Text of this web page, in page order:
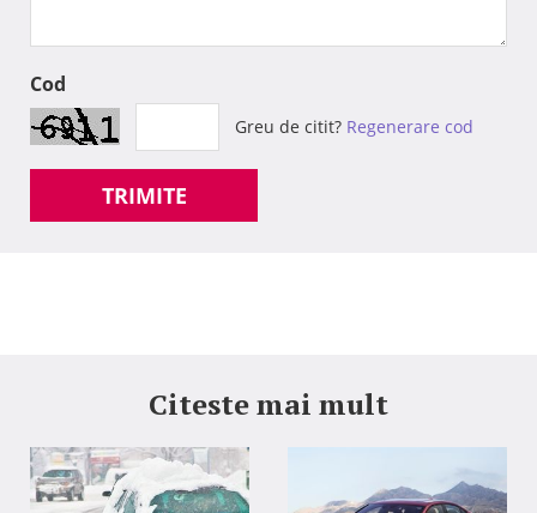
Cod
Greu de citit? Regenerare cod
TRIMITE
Citeste mai mult